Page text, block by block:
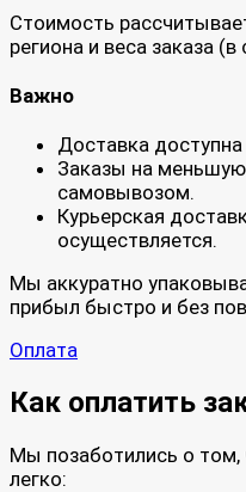
Стоимость
региона и веса заказа
Важно
Доставка доступна
Заказы на
самовывозом.
Курьерская
осуществляется.
Мы аккуратно
прибыл быстро и без
Оплата
Как оплатить
Мы позаботились о том,
легко: